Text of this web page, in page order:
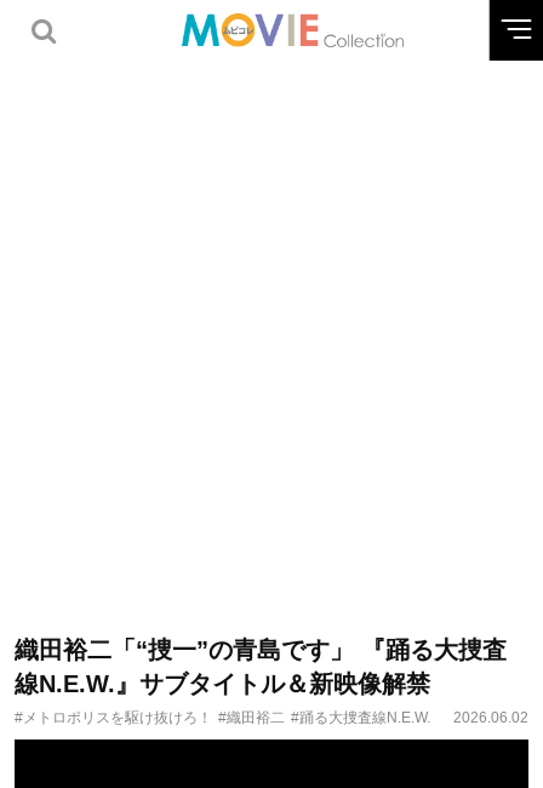
織田裕二「“捜一”の青島です」 『踊る大捜査
線N.E.W.』サブタイトル＆新映像解禁
#メトロポリスを駆け抜けろ！ #織田裕二 #踊る大捜査線N.E.W. 2026.06.02